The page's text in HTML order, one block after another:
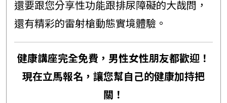
還要跟您分享性功能跟排尿障礙的大哉問，
還有精彩的雷射槍動態實境體驗。
健康講座完全免費，男性女性朋友都歡迎！
現在立馬報名，讓您幫自己的健康加持把
關！